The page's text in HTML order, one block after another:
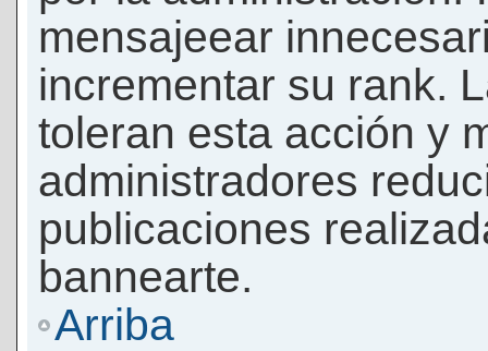
mensajeear
incrementar su rank.
toleran esta acción y
administradores
publicaciones
bannearte.
Arriba